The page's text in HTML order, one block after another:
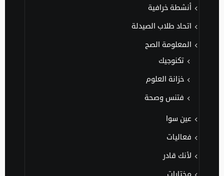
أنشطة خرافية
اتحاد طلاب الصيدلة
المعلومة الصح
تكنوجيك
خزانة العلوم
فتنس وصحة
عين سوا
فعاليات
لأنك قادر